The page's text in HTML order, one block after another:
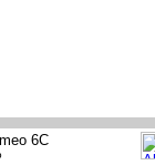
6C